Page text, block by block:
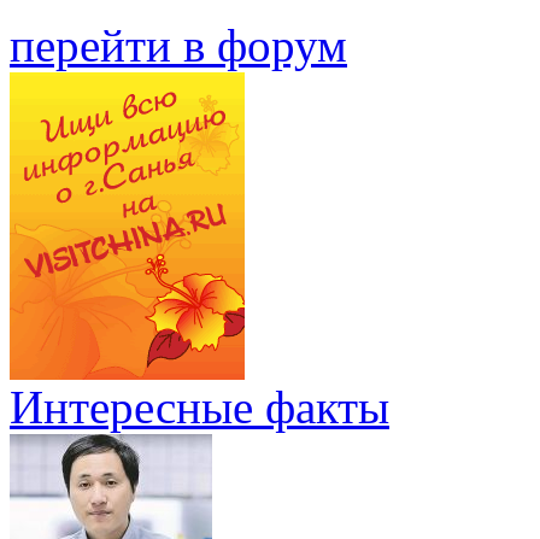
перейти в форум
Интересные факты